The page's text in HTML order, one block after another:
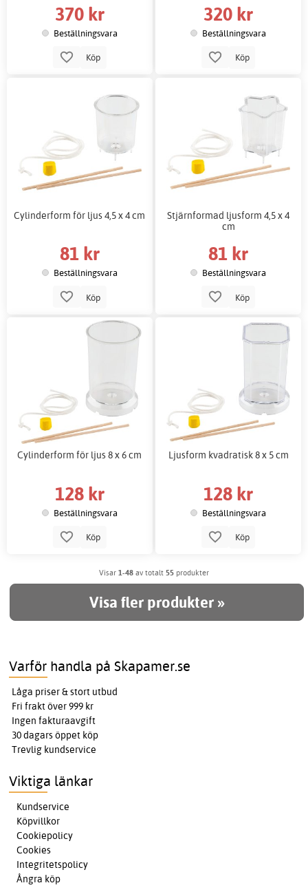
370 kr
Beställningsvara
Köp
320 kr
Beställningsvara
Köp
Cylinderform för ljus 4,5 x 4 cm
81 kr
Beställningsvara
Köp
Stjärnformad ljusform 4,5 x 4
cm
81 kr
Beställningsvara
Köp
Cylinderform för ljus 8 x 6 cm
128 kr
Beställningsvara
Köp
Ljusform kvadratisk 8 x 5 cm
128 kr
Beställningsvara
Köp
Visar 1-48 av totalt 55 produkter
Visa fler produkter »
Varför handla på Skapamer.se
Låga priser & stort utbud
Fri frakt över 999 kr
Ingen fakturaavgift
30 dagars öppet köp
Trevlig kundservice
Viktiga länkar
Kundservice
Köpvillkor
Cookiepolicy
Cookies
Integritetspolicy
Ångra köp